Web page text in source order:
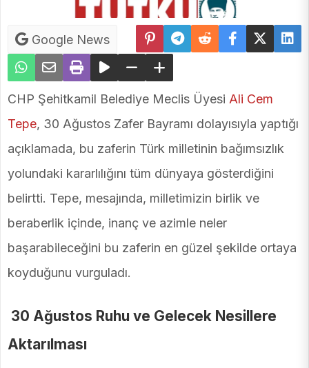
Google News
CHP Şehitkamil Belediye Meclis Üyesi Ali Cem
Tepe, 30 Ağustos Zafer Bayramı dolayısıyla yaptığı
açıklamada, bu zaferin Türk milletinin bağımsızlık
yolundaki kararlılığını tüm dünyaya gösterdiğini
belirtti. Tepe, mesajında, milletimizin birlik ve
beraberlik içinde, inanç ve azimle neler
başarabileceğini bu zaferin en güzel şekilde ortaya
koyduğunu vurguladı.
30 Ağustos Ruhu ve Gelecek Nesillere
Aktarılması